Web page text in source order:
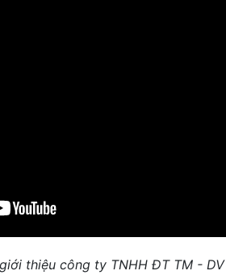
thiệu công ty TNHH ĐT TM - DV